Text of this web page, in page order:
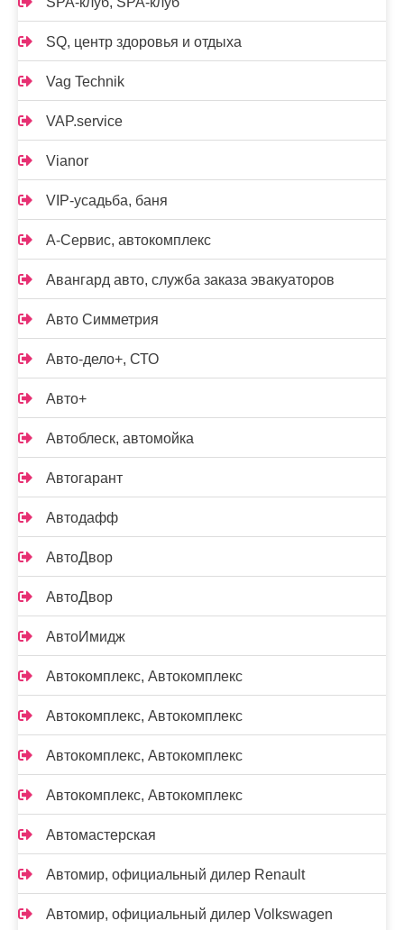
SQ, центр здоровья и отдыха
Vag Technik
VAP.service
Vianor
VIP-усадьба, баня
А-Сервис, автокомплекс
Авангард авто, служба заказа эвакуаторов
Авто Симметрия
Авто-дело+, СТО
Авто+
Автоблеск, автомойка
Автогарант
Автодафф
АвтоДвор
АвтоДвор
АвтоИмидж
Автокомплекс, Автокомплекс
Автокомплекс, Автокомплекс
Автокомплекс, Автокомплекс
Автокомплекс, Автокомплекс
Автомастерская
Автомир, официальный дилер Renault
Автомир, официальный дилер Volkswagen